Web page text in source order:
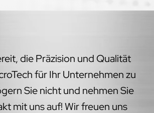
die Präzision und Qualität
für Ihr Unternehmen zu
Sie nicht und nehmen Sie
mit uns auf! Wir freuen uns